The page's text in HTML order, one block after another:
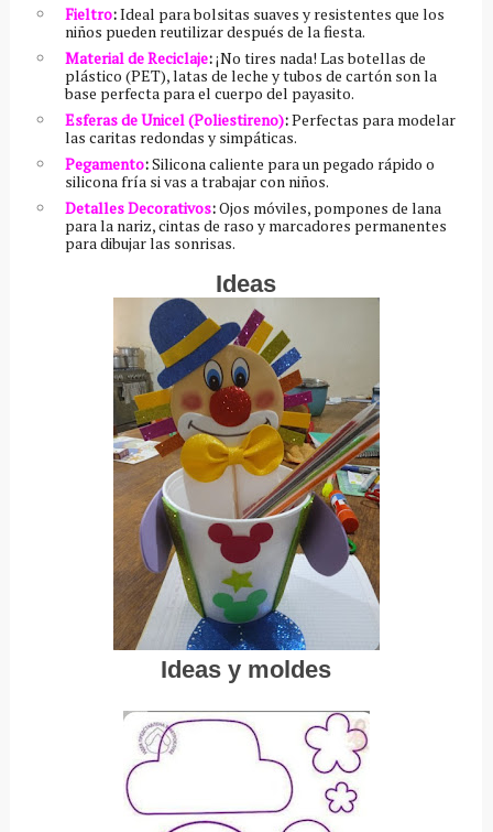
Fieltro:Ideal para bolsitas suaves y resistentes que los
niños pueden reutilizar después de la fiesta.
Material de Reciclaje:¡No tires nada! Las botellas de
plástico (PET), latas de leche y tubos de cartón son la
base perfecta para el cuerpo del payasito.
Esferas de Unicel (Poliestireno):Perfectas para modelar
las caritas redondas y simpáticas.
Pegamento:Silicona caliente para un pegado rápido o
silicona fría si vas a trabajar con niños.
Detalles Decorativos:Ojos móviles, pompones de lana
para la nariz, cintas de raso y marcadores permanentes
para dibujar las sonrisas.
Ideas
Ideas y moldes